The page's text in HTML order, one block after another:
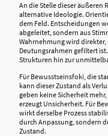
An die Stelle dieser äußeren
alternative Ideologie.
dem Feld. Entscheidungen
abgeleitet, sondern aus
Wahrnehmung wird
Deutungsrahmen gefiltert
Strukturen hin zur
Für Bewusstseinsfoki, die
kann dieser Zustand als
geben keine Sicherheit
erzeugt Unsicherheit. Für
wirkt derselbe Prozess
durch Anpassung, sondern
Zustand.